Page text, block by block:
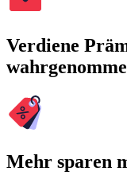
Verdiene
Mehr sparen